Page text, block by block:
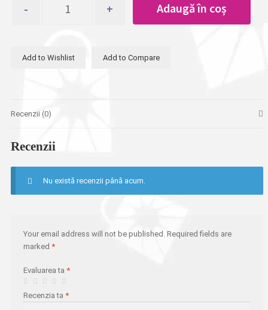
Cirlig
Cheng
Adaugă în coș
Add to Wishlist Add to Compare
Recenzii (0)
Recenzii
Nu există recenzii până acum.
Your email address will not be published. Required fields are
marked*
Evaluarea ta*
Recenzia ta*